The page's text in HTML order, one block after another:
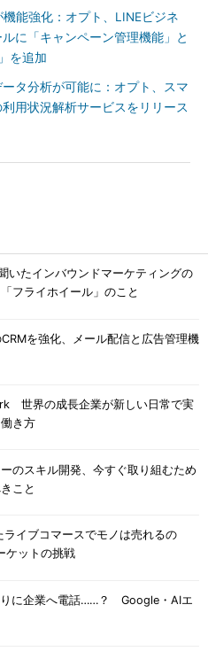
機能強化：オプト、LINEビジネ
に「キャンペーン管理機能」と
を追加
タ分析が可能に：オプト、スマ
用状況解析サービスをリリース
いたインバウンドマーケティングの
フライホイール」のこと
を強化、メール配信と広告管理機
世界の成長企業が新しい日常で実
き方
のスキル開発、今すぐ取り組むため
こと
ライブコマースでモノは売れるの
ケットの挑戦
りに企業へ電話……？ Google・AIエ